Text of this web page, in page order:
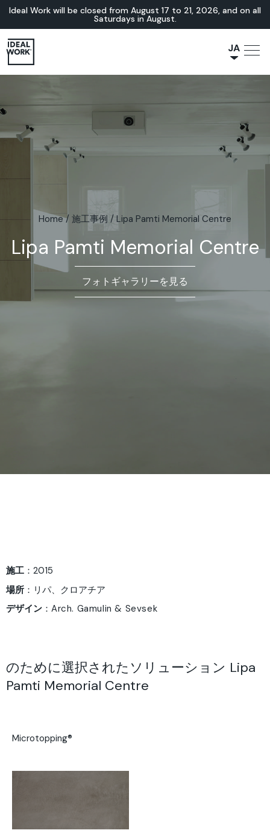
Ideal Work will be closed from August 17 to 21, 2026, and on all
Saturdays in August.
JA
EN
DE
Home/ 施工事例 / Lipa Pamti Memorial Centre
Lipa Pamti Memorial Centre
フォトギャラリーを見る
施工 ：2015
場所 ：リパ、クロアチア
デザイン ： Arch. Gamulin & Sevsek
のために選択されたソリューション Lipa
Pamti Memorial Centre
Microtopping®